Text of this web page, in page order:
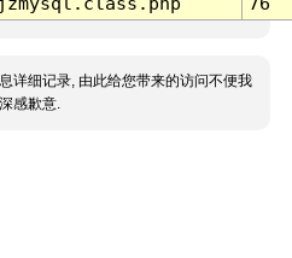
详细记录, 由此给您带来的访问不便我
感歉意.